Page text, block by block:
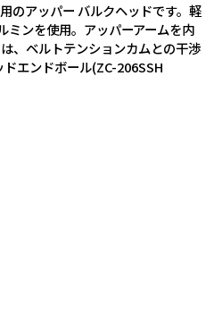
のアッパー バルクヘッドです。軽
ミンを使用。アッパーアームを内
、ベルトテンションカムとの干渉
エンドボール(ZC-206SSH